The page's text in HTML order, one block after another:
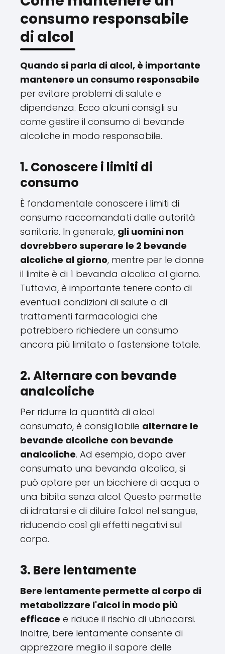
consumo responsabile
di alcol
Quando si parla di alcol, è importante
mantenere un consumo responsabile
per evitare problemi di salute e
dipendenza. Ecco alcuni consigli su
come gestire il consumo di bevande
alcoliche in modo responsabile.
1. Conoscere i limiti di
consumo
È fondamentale conoscere i limiti di
consumo raccomandati dalle autorità
sanitarie. In generale, gli uomini non
dovrebbero superare le 2 bevande
alcoliche al giorno, mentre per le donne
il limite è di 1 bevanda alcolica al giorno.
Tuttavia, è importante tenere conto di
eventuali condizioni di salute o di
trattamenti farmacologici che
potrebbero richiedere un consumo
ancora più limitato o l'astensione totale.
2. Alternare con bevande
analcoliche
Per ridurre la quantità di alcol
consumato, è consigliabile alternare le
bevande alcoliche con bevande
analcoliche. Ad esempio, dopo aver
consumato una bevanda alcolica, si
può optare per un bicchiere di acqua o
una bibita senza alcol. Questo permette
di idratarsi e di diluire l'alcol nel sangue,
riducendo così gli effetti negativi sul
corpo.
3. Bere lentamente
Bere lentamente permette al corpo di
metabolizzare l'alcol in modo più
efficace e riduce il rischio di ubriacarsi.
Inoltre, bere lentamente consente di
apprezzare meglio il sapore delle